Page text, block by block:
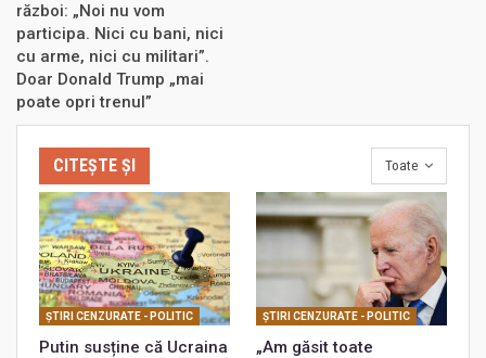
război: „Noi nu vom
participa. Nici cu bani, nici
cu arme, nici cu militari”.
Doar Donald Trump „mai
poate opri trenul”
Toate
CITEȘTE ȘI
ŞTIRI CENZURATE - POLITIC
Putin susține că Ucraina
ŞTIRI CENZURATE - POLITIC
„Am găsit toate